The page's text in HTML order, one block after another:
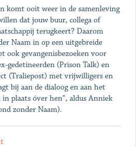
komt ooit weer in de samenleving
dat jouw buur, collega of
terugkeert? Daarom
Naam in op een uitgebreide
ook gevangenisbezoeken voor
gedetineerden (Prison Talk) en
(Traliepost) met vrijwilligers en
bij aan de dialoog en aan het
plaats óver hen”, aldus Anniek
zonder Naam).